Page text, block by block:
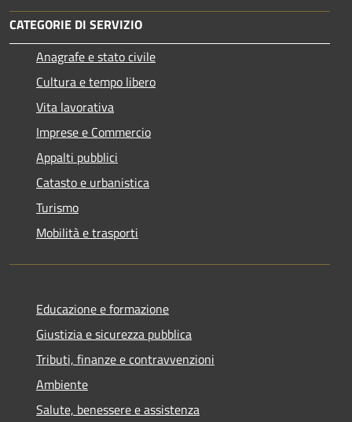
CATEGORIE DI SERVIZIO
Anagrafe e stato civile
Cultura e tempo libero
Vita lavorativa
Imprese e Commercio
Appalti pubblici
Catasto e urbanistica
Turismo
Mobilità e trasporti
Educazione e formazione
Giustizia e sicurezza pubblica
Tributi, finanze e contravvenzioni
Ambiente
Salute, benessere e assistenza